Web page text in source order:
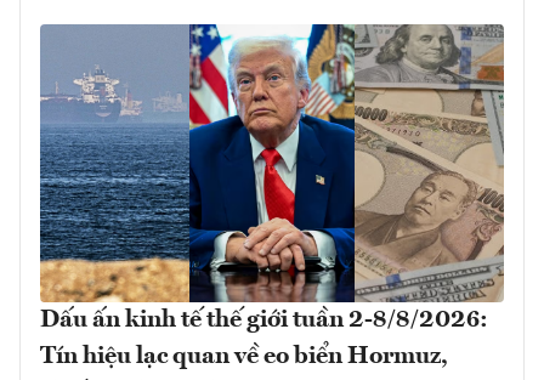
Dấu ấn kinh tế thế giới tuần 2-8/8/2026:
Tín hiệu lạc quan về eo biển Hormuz,